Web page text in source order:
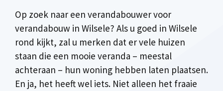
Op zoek naar een verandabouwer voor
verandabouw in Wilsele? Als u goed in Wilsele
rond kijkt, zal u merken dat er vele huizen
staan die een mooie veranda – meestal
achteraan – hun woning hebben laten plaatsen.
En ja, het heeft wel iets. Niet alleen het fraaie